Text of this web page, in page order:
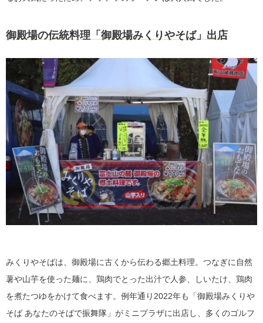
御殿場の伝統料理「御殿場みくりやそば」出店
みくりやそばは、御殿場に古くから伝わる郷土料理。つなぎに自然
薯や山芋を使った麺に、鶏肉でとった出汁で人参、しいたけ、鶏肉
を煮たつゆをかけて食べます。例年通り2022年も「御殿場みくりや
そば あなたのそばで振舞隊」がミニプラザに出店し、多くのゴルフ